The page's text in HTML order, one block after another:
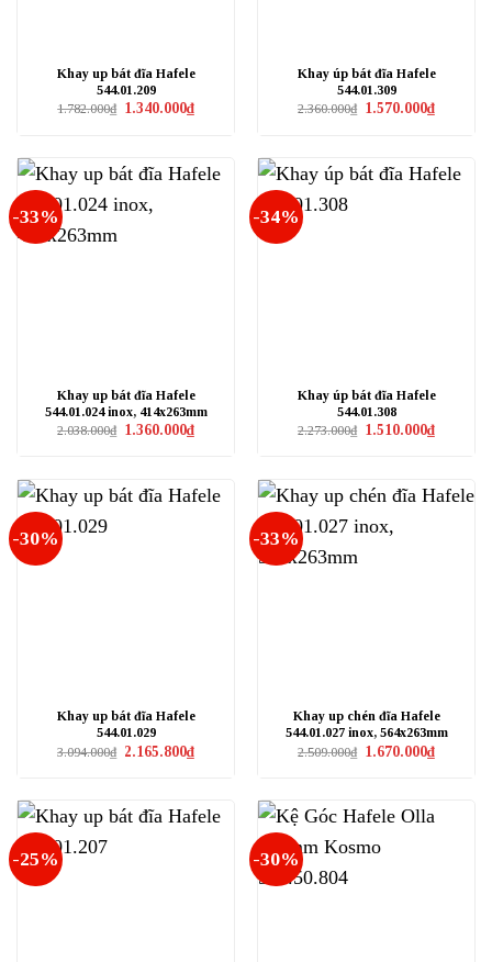
Khay up bát đĩa Hafele
544.01.209
1.782.000₫ Giá
1.340.000₫Giá
hiện
Khay úp bát đĩa Hafele
544.01.309
2.360.000₫ Giá
1.570.000₫Giá
hiện
-33%
Khay up bát đĩa Hafele
544.01.024 inox, 414x263mm
2.038.000₫ Giá
1.360.000₫Giá
hiện
-34%
Khay úp bát đĩa Hafele
544.01.308
2.273.000₫ Giá
1.510.000₫Giá
hiện
-30%
Khay up bát đĩa Hafele
544.01.029
3.094.000₫ Giá
2.165.800₫Giá
hiện
-33%
Khay up chén đĩa Hafele
544.01.027 inox, 564x263mm
2.509.000₫ Giá
1.670.000₫Giá
hiện
-25% -30%